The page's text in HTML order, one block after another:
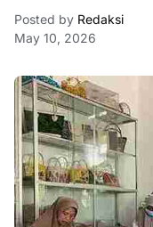
Posted by Redaksi
May 10, 2026